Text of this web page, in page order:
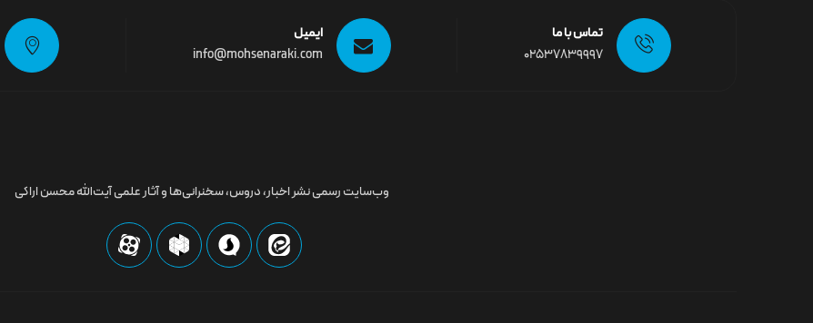
تماس با ما
02537839997
ایمیل
info@mohsenaraki.com
وب‌سایت رسمى نشر اخبار، دروس، سخنرانی‌ها و آثار علمی آیت‌الله محسن اراکی